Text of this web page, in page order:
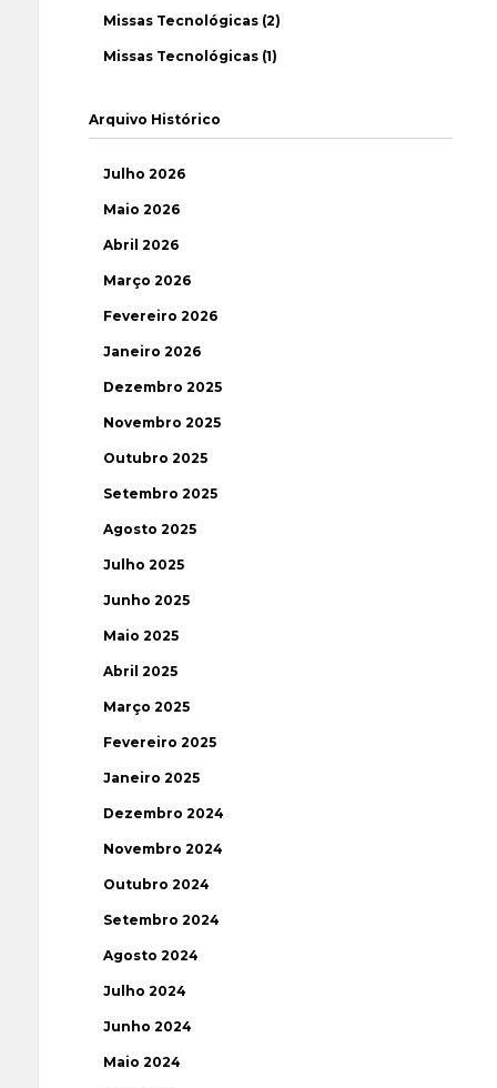
Missas Tecnológicas (2)
Missas Tecnológicas (1)
Arquivo Histórico
Julho 2026
Maio 2026
Abril 2026
Março 2026
Fevereiro 2026
Janeiro 2026
Dezembro 2025
Novembro 2025
Outubro 2025
Setembro 2025
Agosto 2025
Julho 2025
Junho 2025
Maio 2025
Abril 2025
Março 2025
Fevereiro 2025
Janeiro 2025
Dezembro 2024
Novembro 2024
Outubro 2024
Setembro 2024
Agosto 2024
Julho 2024
Junho 2024
Maio 2024